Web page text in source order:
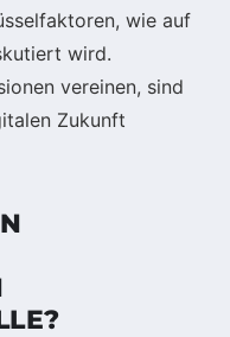
wie auf
wird.
vereinen, sind
Zukunft